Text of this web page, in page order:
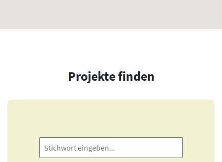
Projekte finden